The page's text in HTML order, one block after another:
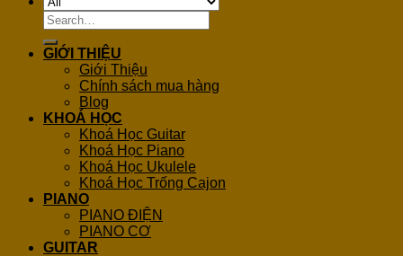
Search
for:
GIỚI THIỆU
Giới Thiệu
Chính sách mua hàng
Blog
KHOÁ HỌC
Khoá Học Guitar
Khoá Học Piano
Khoá Học Ukulele
Khoá Học Trống Cajon
PIANO
PIANO ĐIỆN
PIANO CƠ
GUITAR